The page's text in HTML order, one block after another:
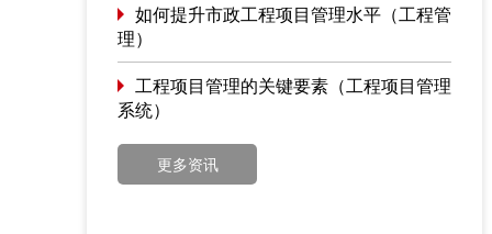
如何提升市政工程项目管理水平（工程管
理）
工程项目管理的关键要素（工程项目管理
系统）
更多资讯